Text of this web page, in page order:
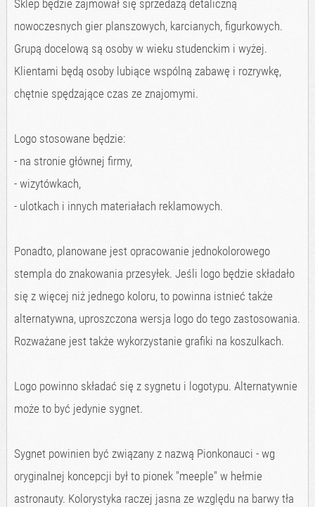
Sklep będzie zajmował się sprzedażą detaliczną
nowoczesnych gier planszowych, karcianych, figurkowych.
Grupą docelową są osoby w wieku studenckim i wyżej.
Klientami będą osoby lubiące wspólną zabawę i rozrywkę,
chętnie spędzające czas ze znajomymi.
Logo stosowane będzie:
- na stronie głównej firmy,
- wizytówkach,
- ulotkach i innych materiałach reklamowych.
Ponadto, planowane jest opracowanie jednokolorowego
stempla do znakowania przesyłek. Jeśli logo będzie składało
się z więcej niż jednego koloru, to powinna istnieć także
alternatywna, uproszczona wersja logo do tego zastosowania.
Rozważane jest także wykorzystanie grafiki na koszulkach.
Logo powinno składać się z sygnetu i logotypu. Alternatywnie
może to być jedynie sygnet.
Sygnet powinien być związany z nazwą Pionkonauci - wg
oryginalnej koncepcji był to pionek "meeple" w hełmie
astronauty. Kolorystyka raczej jasna ze względu na barwy tła